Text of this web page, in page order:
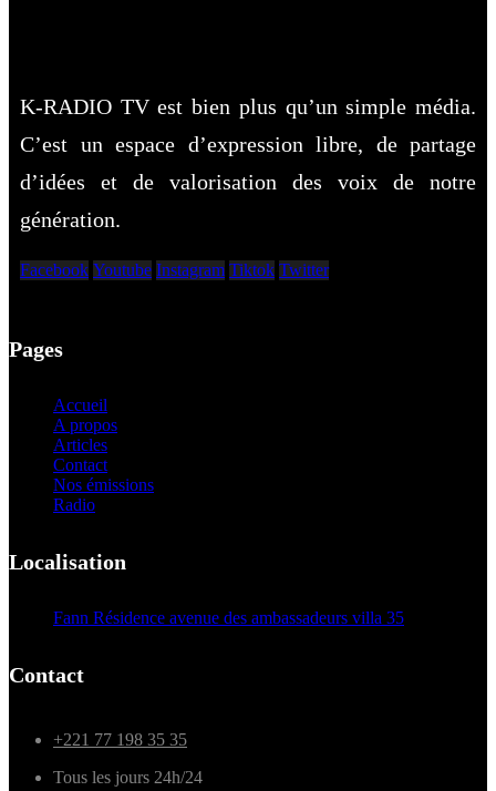
K-RADIO TV est bien plus qu’un simple média.
C’est un espace d’expression libre, de partage
d’idées et de valorisation des voix de notre
génération.
Facebook Youtube Instagram Tiktok Twitter
Pages
Accueil
A propos
Articles
Contact
Nos émissions
Radio
Localisation
Fann Résidence avenue des ambassadeurs villa 35
Contact
+221 77 198 35 35
Tous les jours 24h/24